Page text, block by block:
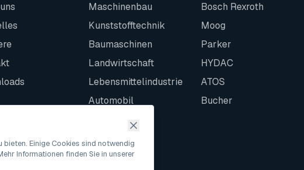
Maschinenbau
Kunststofftechnik
Baumaschinen
Landwirtschaft
Lebensmittelindustrie
Automobil
Intralogistik
Bosch Rexroth
Moog
Parker
HYDAC
ATOS
Bucher
bieten. Einige Cookies sind notwendig
Informationen finden Sie in unserer